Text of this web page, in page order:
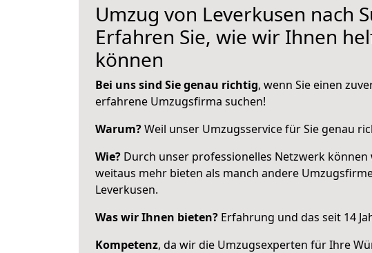
Umzug von Leverkusen nach
Erfahren Sie, wie wir Ihnen
können
Bei uns sind Sie genau richtig, wenn Sie einen
erfahrene Umzugsfirma suchen!
Warum?Weil unser Umzugsservice für Sie genau
Wie? Durch unser professionelles Netzwerk können
weitaus mehr bieten als manch andere
Leverkusen.
Was wir Ihnen bieten? Erfahrung und das seit 14
Kompetenz, da wir die Umzugsexperten für Ihre